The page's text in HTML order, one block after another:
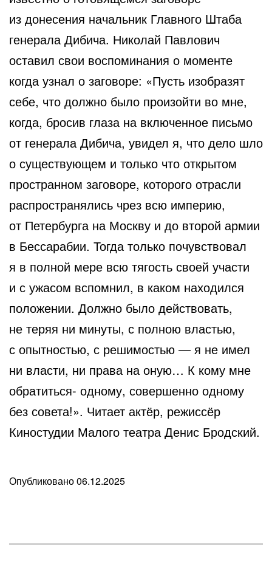
из донесения начальник Главного Штаба
генерала Дибича. Николай Павлович
оставил свои воспоминания о моменте
когда узнал о заговоре: «Пусть изобразят
себе, что должно было произойти во мне,
когда, бросив глаза на включенное письмо
от генерала Дибича, увидел я, что дело шло
о существующем и только что открытом
пространном заговоре, которого отрасли
распространялись чрез всю империю,
от Петербурга на Москву и до второй армии
в Бессарабии. Тогда только почувствовал
я в полной мере всю тягость своей участи
и с ужасом вспомнил, в каком находился
положении. Должно было действовать,
не теряя ни минуты, с полною властью,
с опытностью, с решимостью — я не имел
ни власти, ни права на оную… К кому мне
обратиться- одному, совершенно одному
без совета!». Читает актёр, режиссёр
Киностудии Малого театра Денис Бродский.
Опубликовано06.12.2025
факты